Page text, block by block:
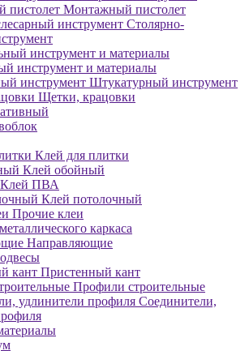
Монтажный пистолет
Столярно-
инструмент и материалы
Штукатурный инструмент
Щетки, крацовки
Клей для плитки
Клей обойный
Клей ПВА
Клей потолочный
Прочие клеи
каркаса
Направляющие
Пристенный кант
Профили строительные
Соединители,